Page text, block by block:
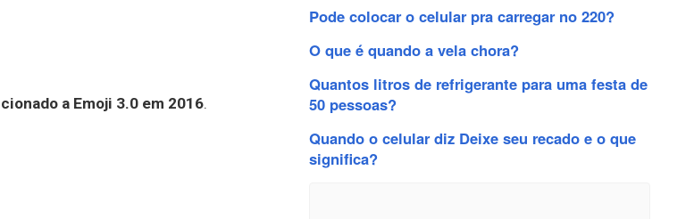
a Emoji 3.0 em 2016.
Pode colocar o celular pra carregar no 220?
O que é quando a vela chora?
Quantos litros de refrigerante para uma festa de
50 pessoas?
Quando o celular diz Deixe seu recado e o que
significa?